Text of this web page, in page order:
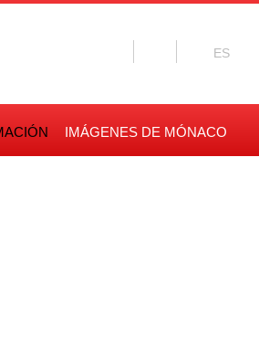
IMÁGENES DE MÓNACO